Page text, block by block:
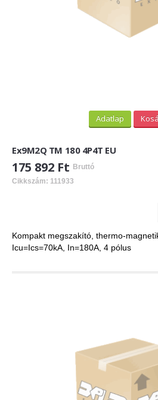
Adatlap
Ex9M2Q TM 180 4P4T EU
175 892 Ft Bruttó
Cikkszám: 111933
Kompakt megszakító, thermo-
Icu=Ics=70kA, In=180A, 4 pólus